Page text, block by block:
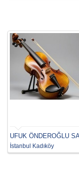
İstanbul Kadıköy